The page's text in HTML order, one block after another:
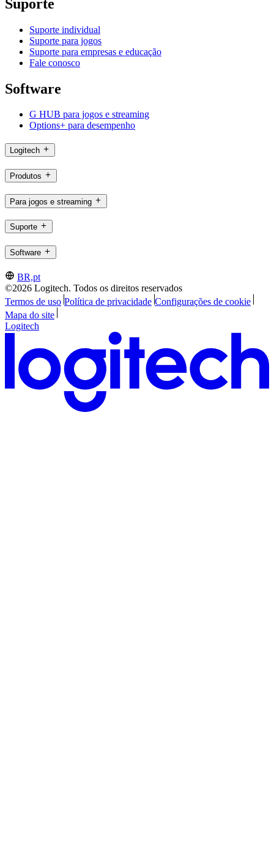
Suporte
Suporte individual
Suporte para jogos
Suporte para empresas e educação
Fale conosco
Software
G HUB para jogos e streaming
Options+ para desempenho
Logitech
Produtos
Para jogos e streaming
Suporte
Software
BR,pt
©2026 Logitech. Todos os direitos reservados
Termos de uso Política de privacidade Configurações de cookie
Mapa do site
Logitech